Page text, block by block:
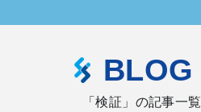
BLOG
「検証」の記事一覧